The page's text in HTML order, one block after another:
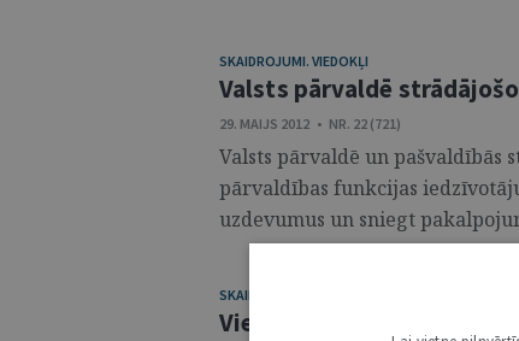
SKAIDROJUMI. VIEDOKĻI
Valsts pārvaldē
29. MAIJS 2012 • NR. 22 (721)
Valsts pārvaldē un
pārvaldības funkcijas
uzdevumus un sniegt
SKAIDROJUMI. VIEDOKĻI
Vietējo pašvaldību